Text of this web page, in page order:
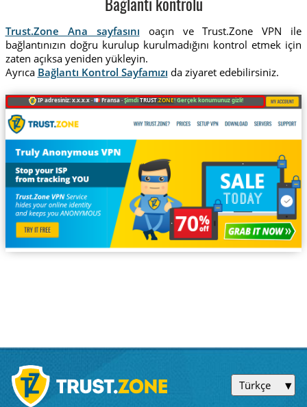
Bağlantı kontrolü
Trust.Zone Ana sayfasını oaçın ve Trust.Zone VPN ile
bağlantınızın doğru kurulup kurulmadığını kontrol etmek için
zaten açıksa yeniden yükleyin.
Ayrıca Bağlantı Kontrol Sayfamızı da ziyaret edebilirsiniz.
IP adresiniz: x.x.x.x · Fransa ·ŞimdiTRUST.ZONE! Gerçek konumunuz gizli!
Türkçe